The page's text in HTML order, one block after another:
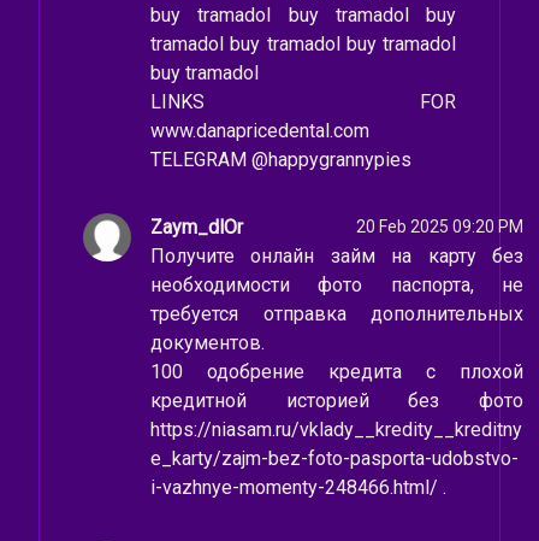
buy tramadol buy tramadol buy
tramadol buy tramadol buy tramadol
buy tramadol
LINKS FOR
www.danapricedental.com
TELEGRAM @happygrannypies
Zaym_dlOr 20 Feb 2025 09:20 PM
Получите онлайн займ на карту без
необходимости фото паспорта, не
требуется отправка дополнительных
документов.
100 одобрение кредита с плохой
кредитной историей без фото
https://niasam.ru/vklady__kredity__kreditny
e_karty/zajm-bez-foto-pasporta-udobstvo-
i-vazhnye-momenty-248466.html/ .